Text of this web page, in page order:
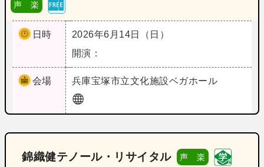
声 楽
日時
2026年6月14日（日）
開演：
会場 兵庫宝塚市立文化施設ベガホール
錦織健テノール・リサイタル 声 楽